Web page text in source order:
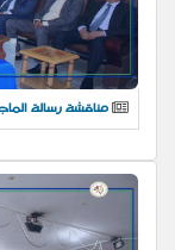
مناقشة رسالة